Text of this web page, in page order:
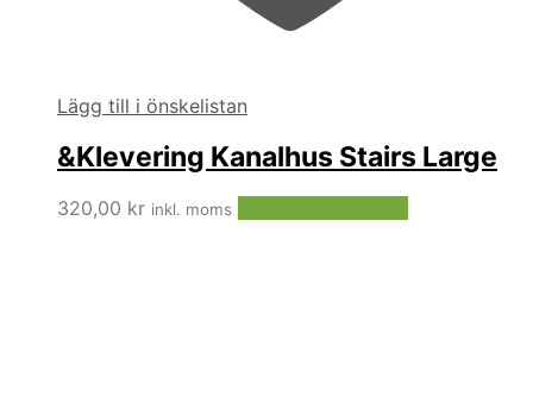
Lägg till i önskelistan
&Klevering Kanalhus Stairs Large
320,00 kr inkl. moms